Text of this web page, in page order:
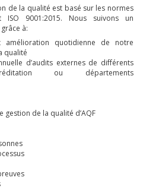
de la qualité est basé sur les normes
ISO 9001:2015. Nous suivons un
à:
amélioration quotidienne de notre
qualité
d’audits externes de différents
ou départements
gestion de la qualité d’AQF